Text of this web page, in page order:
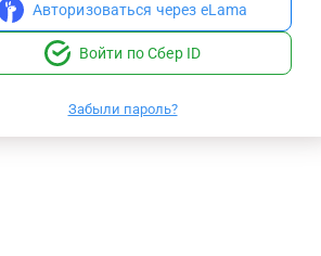
Авторизоваться через eLama
Войти по Сбер ID
Забыли пароль?